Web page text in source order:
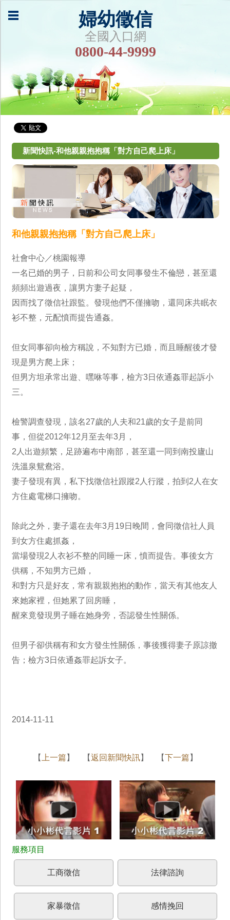
婦幼徵信
全國入口網
0800-44-9999
新聞快訊-和他親親抱抱稱「對方自己爬上床」
和他親親抱抱稱「對方自己爬上床」
社會中心／桃園報導
一名已婚的男子，日前和公司女同事發生不倫戀，甚至還
頻頻出遊過夜，讓男方妻子起疑，
因而找了徵信社跟監。發現他們不僅擁吻，還同床共眠衣
衫不整，元配憤而提告通姦。
但女同事卻向檢方稱說，不知對方已婚，而且睡醒後才發
現是男方爬上床；
但男方坦承常出遊、嘿咻等事，檢方3日依通姦罪起訴小
三。
檢警調查發現，該名27歲的人夫和21歲的女子是前同
事，但從2012年12月至去年3月，
2人出遊頻繁，足跡遍布中南部，甚至還一同到南投廬山
洗溫泉鴛鴦浴。
妻子發現有異，私下找徵信社跟蹤2人行蹤，拍到2人在女
方住處電梯口擁吻。
除此之外，妻子還在去年3月19日晚間，會同徵信社人員
到女方住處抓姦，
當場發現2人衣衫不整的同睡一床，憤而提告。事後女方
供稱，不知男方已婚，
和對方只是好友，常有親親抱抱的動作，當天有其他友人
來她家裡，但她累了回房睡，
醒來竟發現男子睡在她身旁，否認發生性關係。
但男子卻供稱有和女方發生性關係，事後獲得妻子原諒撤
告；檢方3日依通姦罪起訴女子。
2014-11-11
【 上一篇 】 【返回新聞快訊】 【下一篇 】
工商徵信 法律諮詢
家暴徵信 感情挽回